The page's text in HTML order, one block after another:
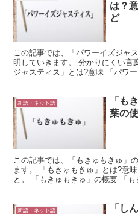
は？
ど
この記事では、「パワーイズジャ
明していきます。 分かりにくい言
ジャスティス」とは?意味 「パワ
新語・ネット語
「も
葉の
この記事では、「もきゅもきゅ」
ます。 「もきゅもきゅ」とは?意
と。 「もきゅもきゅ」の概要 「
新語・ネット語
「し